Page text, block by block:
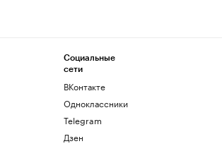
Социальные
сети
ВКонтакте
Одноклассники
Telegram
Дзен